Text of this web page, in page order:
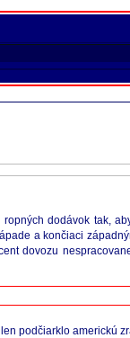
dodávok tak,
a končiaci
dovozu
podčiarklo americkú